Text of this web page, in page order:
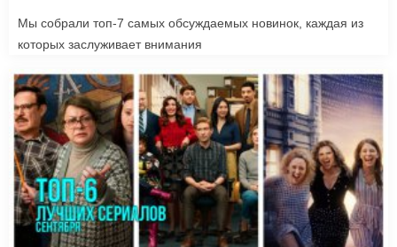
Мы собрали топ-7 самых обсуждаемых новинок, каждая из
которых заслуживает внимания